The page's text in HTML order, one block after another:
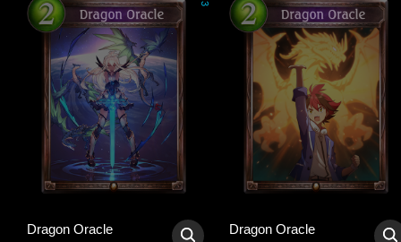
3
Dragon Oracle Dragon Oracle